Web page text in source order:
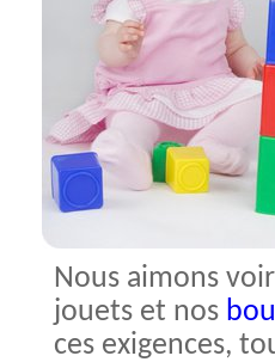
Nous aimons
jouets et nos
ces exigences,